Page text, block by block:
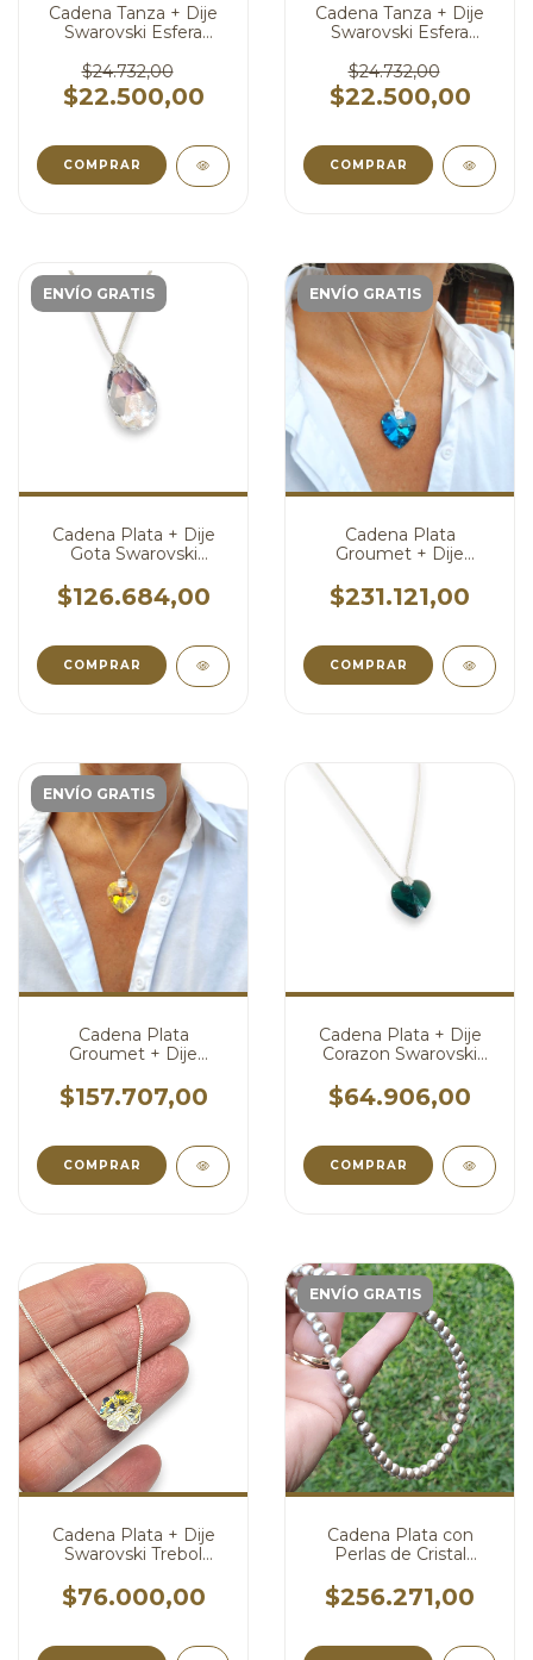
Cadena Tanza + Dije
Swarovski Esfera
cod4495
$24.732,00
$22.500,00
COMPRAR
Cadena Tanza + Dije
Swarovski Esfera
cod4494
$24.732,00
$22.500,00
COMPRAR
ENVÍO GRATIS
Cadena Plata + Dije
Gota Swarovski
cod4437
$126.684,00
COMPRAR
ENVÍO GRATIS
Cadena Plata
Groumet + Dije
Azul Bermuda Blue 28
mm cod4415
$231.121,00
COMPRAR
ENVÍO GRATIS
Cadena Plata
Groumet + Dije
Aurora Boreal 28 mm
cod4391
$157.707,00
COMPRAR
Cadena Plata + Dije
Corazon Swarovski
mm cod4278
$64.906,00
COMPRAR
Cadena Plata + Dije
Swarovski Trebol
10 mm cod4245
$76.000,00
ENVÍO GRATIS
Cadena Plata con
Perlas de Cristal
cod4240
$256.271,00